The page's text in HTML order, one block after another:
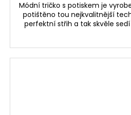
Módní tričko s potiskem je
potištěno tou nejkvalitnější
perfektní střih a tak skvěle